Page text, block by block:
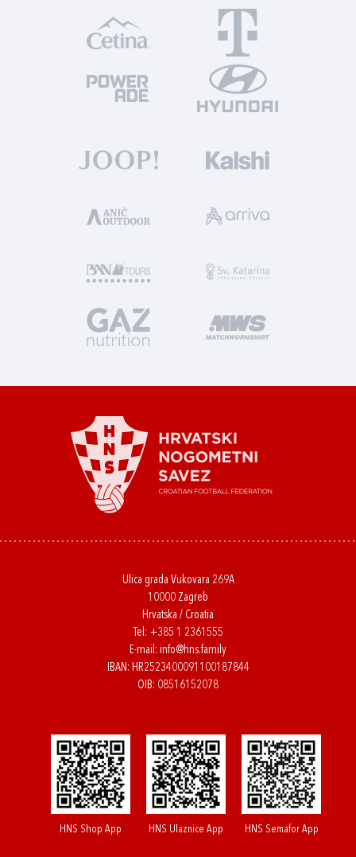
Ulica grada Vukovara 269A
10000 Zagreb
Hrvatska / Croatia
Tel: +385 1 2361555
E-mail: info@hns.family
IBAN: HR2523400091100187844
OIB: 08516152078
HNS Shop App HNS Ulaznice App HNS Semafor App